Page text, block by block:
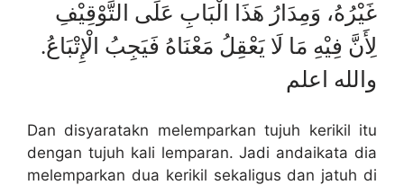
غَيْرُهُ، وَمِدَارُ هَذَا الْبَابِ عَلَى التَّوْقِيْفِ
لِأَنَّ فِيْهِ مَا لَا يَعْقِلُ مَعْنَاهُ فَيَجِبُ الْإِتْبَاعُ.
والله اعلم
Dan disyaratakn melemparkan tujuh kerikil itu
dengan tujuh kali lemparan. Jadi andaikata dia
melemparkan dua kerikil sekaligus dan jatuh di